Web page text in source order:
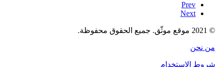
Prev
Next
© 2021 موقع موثّق. جميع الحقوق محفوظة.
من نحن
شروط الاستخدام